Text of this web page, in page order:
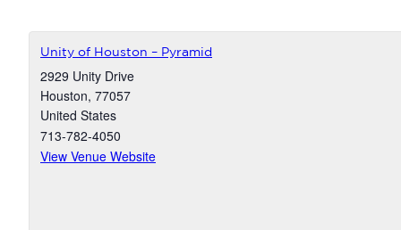
Unity of Houston – Pyramid
2929 Unity Drive
Houston, 77057
United States
713-782-4050
View Venue Website